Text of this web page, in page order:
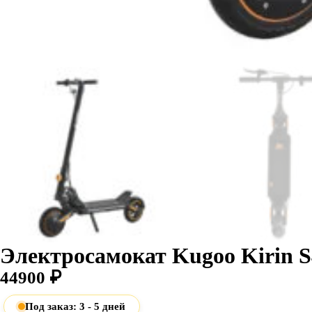
Электросамокат Kugoo Kirin
44900 ₽
Под заказ: 3 - 5 дней